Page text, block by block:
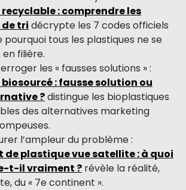
: comprendre les
tri décrypte les 7 codes officiels
pourquoi tous les plastiques ne se
filière.
les « fausses solutions » :
: fausse solution ou
?distingue les bioplastiques
des alternatives marketing
l’ampleur du problème :
de plastique vue satellite : à quoi
t-il vraiment ? révèle la réalité,
du « 7e continent ».